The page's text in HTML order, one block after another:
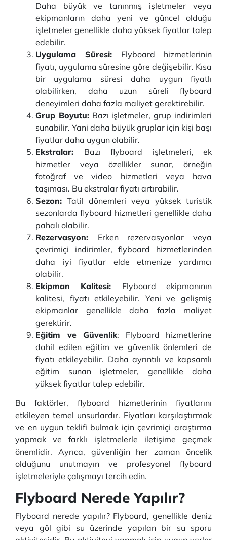
Daha büyük ve tanınmış işletmeler veya
ekipmanların daha yeni ve güncel olduğu
işletmeler genellikle daha yüksek fiyatlar talep
edebilir.
Uygulama Süresi: Flyboard hizmetlerinin
fiyatı, uygulama süresine göre değişebilir. Kısa
bir uygulama süresi daha uygun fiyatlı
olabilirken, daha uzun süreli flyboard
deneyimleri daha fazla maliyet gerektirebilir.
Grup Boyutu:Bazı işletmeler, grup indirimleri
sunabilir. Yani daha büyük gruplar için kişi başı
fiyatlar daha uygun olabilir.
Ekstralar: Bazı flyboard işletmeleri, ek
hizmetler veya özellikler sunar, örneğin
fotoğraf ve video hizmetleri veya hava
taşıması. Bu ekstralar fiyatı artırabilir.
Sezon: Tatil dönemleri veya yüksek turistik
sezonlarda flyboard hizmetleri genellikle daha
pahalı olabilir.
Rezervasyon: Erken rezervasyonlar veya
çevrimiçi indirimler, flyboard hizmetlerinden
daha iyi fiyatlar elde etmenize yardımcı
olabilir.
Ekipman Kalitesi: Flyboard ekipmanının
kalitesi, fiyatı etkileyebilir. Yeni ve gelişmiş
ekipmanlar genellikle daha fazla maliyet
gerektirir.
Eğitim ve Güvenlik: Flyboard hizmetlerine
dahil edilen eğitim ve güvenlik önlemleri de
fiyatı etkileyebilir. Daha ayrıntılı ve kapsamlı
eğitim sunan işletmeler, genellikle daha
yüksek fiyatlar talep edebilir.
Bu faktörler, flyboard hizmetlerinin fiyatlarını
etkileyen temel unsurlardır. Fiyatları karşılaştırmak
ve en uygun teklifi bulmak için çevrimiçi araştırma
yapmak ve farklı işletmelerle iletişime geçmek
önemlidir. Ayrıca, güvenliğin her zaman öncelik
olduğunu unutmayın ve profesyonel flyboard
işletmeleriyle çalışmayı tercih edin.
Flyboard Nerede Yapılır?
Flyboard nerede yapılır? Flyboard, genellikle deniz
veya göl gibi su üzerinde yapılan bir su sporu